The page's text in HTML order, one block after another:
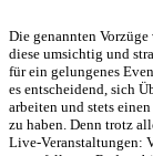
Die genannten Vorzüge
diese umsichtig und
für ein gelungenes
es entscheidend, sich
arbeiten und stets
zu haben. Denn trotz
Live-Veranstaltungen: